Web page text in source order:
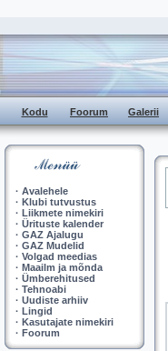
Kodu Foorum Galerii
· Avalehele
· Klubi tutvustus
· Liikmete nimekiri
· Ürituste kalender
· GAZ Ajalugu
· GAZ Mudelid
· Volgad meedias
· Maailm ja mõnda
· Ümberehitused
· Tehnoabi
· Uudiste arhiiv
· Lingid
· Kasutajate nimekiri
· Foorum